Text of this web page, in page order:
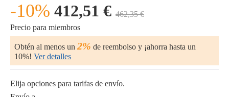
-10% 412,51 € 462,35 €
Precio para miembros
Obtén al menos un 2% de reembolso y ¡ahorra hasta un
10%! Ver detalles
Elija opciones para tarifas de envío.